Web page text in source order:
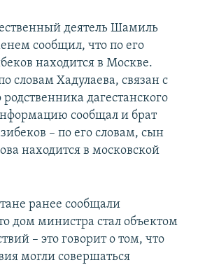
деятель Шамиль
сообщил, что по его
находится в Москве.
словам Хадулаева, связан с
дагестанского
сообщал и брат
– по его словам, сын
находится в московской
ранее сообщали
дом министра стал объектом
– это говорит о том, что
могли совершаться